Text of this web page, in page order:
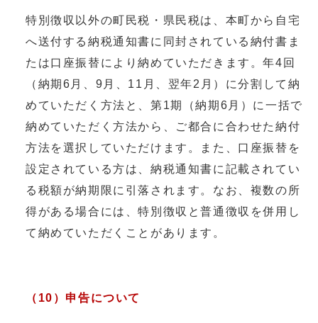
特別徴収以外の町民税・県民税は、本町から自宅
へ送付する納税通知書に同封されている納付書ま
たは口座振替により納めていただきます。年4回
（納期6月、9月、11月、翌年2月）に分割して納
めていただく方法と、第1期（納期6月）に一括で
納めていただく方法から、ご都合に合わせた納付
方法を選択していただけます。また、口座振替を
設定されている方は、納税通知書に記載されてい
る税額が納期限に引落されます。なお、複数の所
得がある場合には、特別徴収と普通徴収を併用し
て納めていただくことがあります。
（10）申告について